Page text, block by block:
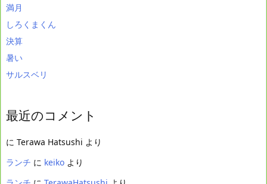
満月
しろくまくん
決算
暑い
サルスベリ
最近のコメント
に Terawa Hatsushi より
ランチ に keiko より